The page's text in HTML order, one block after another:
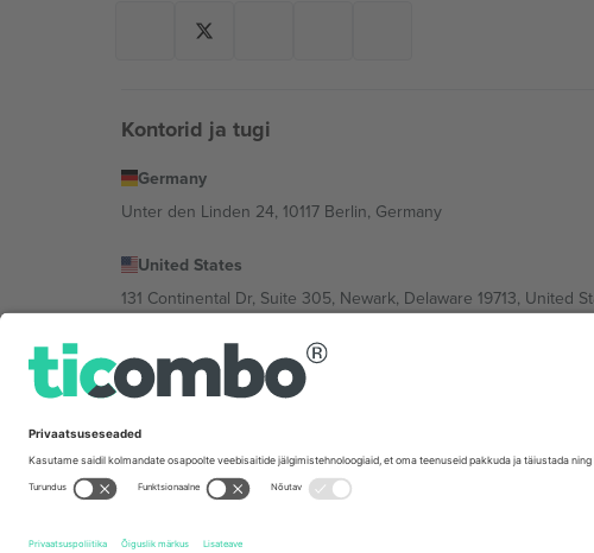
Kontorid ja tugi
Germany
Unter den Linden 24, 10117 Berlin, Germany
United States
131 Continental Dr, Suite 305, Newark, Delaware 19713, United
Bulgaria
Regus Sofia City West, bul Totleben 53-55, 1606 Sofia, Bulgaria
Mexico
Av Chapultepec 360, Roma Norte, Cuauhtémoc, 06700 Ciudad
Tingimused.© 2026 Ticombo. Kõik õigused kaitstud.